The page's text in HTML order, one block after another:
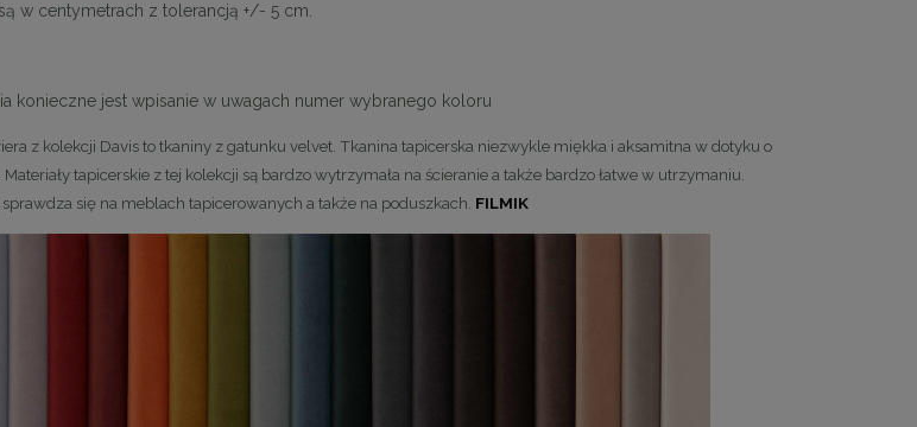
Cena regularna:799,00 zł
drewno
Cena regularna:849,00 zł
w centymetrach z tolerancją +/- 5 cm.
konieczne jest wpisanie w uwagach numer wybranego koloru
z kolekcji Davis to tkaniny z gatunku velvet. Tkanina tapicerska niezwykle miękka i aksamitna w dotyku o
tapicerskie z tej kolekcji są bardzo wytrzymała na ścieranie a także bardzo łatwe w utrzymaniu.
się na meblach tapicerowanych a także na poduszkach. FILMIK